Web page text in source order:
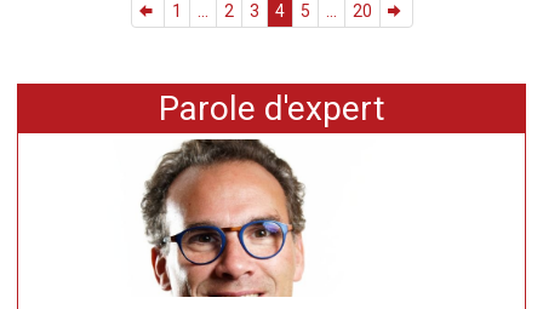
1 2 3 4 5 20
Parole d'expert